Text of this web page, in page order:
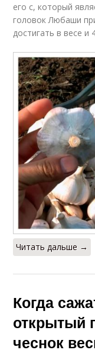
его с, который
головок Любаши
достигать в весе и
Читать дальше →
Когда
открытый
чеснок